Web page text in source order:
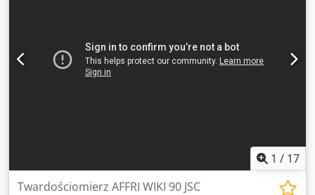
1 / 17
Twardościomierz AFFRI WIKI 90 JSC